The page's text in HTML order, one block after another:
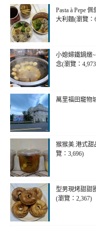
Pasta à Pepe
大利麵(瀏覽：
小媳婦鐵鍋燉
念(瀏覽：
萬里福田竉物
猴猴美.港式甜
覽：3,696)
型男現烤甜甜
(瀏覽：2,367)